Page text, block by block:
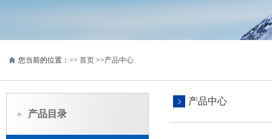
您当前的位置：>> 首页 >>产品中心
产品目录
产品中心